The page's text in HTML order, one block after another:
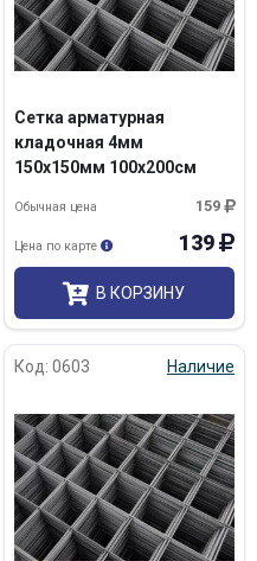
Сетка арматурная
кладочная 4мм
150х150мм 100х200см
159
Обычная цена
139
Цена по карте
В КОРЗИНУ
Код: 0603 Наличие